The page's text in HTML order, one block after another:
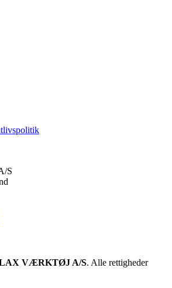
S
VÆRKTØJ A/S. Alle rettigheder